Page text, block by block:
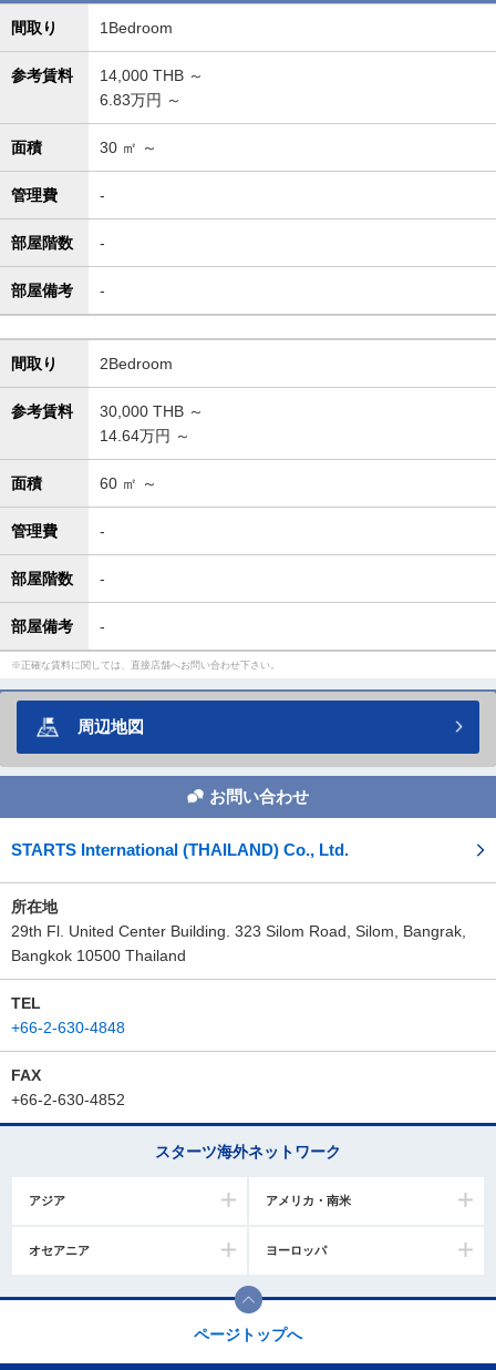
間取り 1Bedroom
参考賃料 14,000 THB ～
6.83万円 ～
面積 30 ㎡ ～
管理費 -
部屋階数 -
部屋備考 -
間取り 2Bedroom
参考賃料 30,000 THB ～
14.64万円 ～
面積 60 ㎡ ～
管理費 -
部屋階数 -
部屋備考 -
正確な賃料に関しては、直接店舗へお問い合わせ下さい。
周辺地図
お問い合わせ
STARTS International (THAILAND) Co., Ltd.
所在地
29th Fl. United Center Building. 323 Silom Road, Silom, Bangrak,
Bangkok 10500 Thailand
TEL
+66-2-630-4848
FAX
+66-2-630-4852
スターツ海外ネットワーク
アジア アメリカ・南米
オセアニア ヨーロッパ
ページトップへ